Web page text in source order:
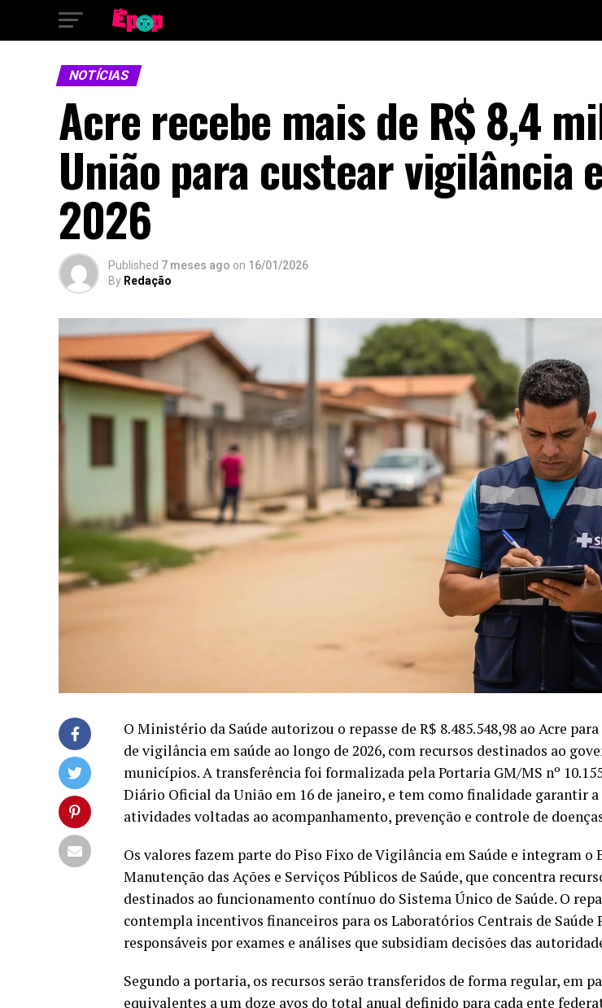
NOTÍCIAS
Acre recebe mais de R$ 8,4
União para custear vigilância
2026
Published 7 meses ago on 16/01/2026
By Redação
O Ministério da Saúde autorizou o repasse de R$ 8.485.548,98 ao Acre
de vigilância em saúde ao longo de 2026, com recursos destinados ao
municípios. A transferência foi formalizada pela Portaria GM/MS nº
Diário Oficial da União em 16 de janeiro, e tem como finalidade garantir a
atividades voltadas ao acompanhamento, prevenção e controle de
Os valores fazem parte do Piso Fixo de Vigilância em Saúde e integram o
Manutenção das Ações e Serviços Públicos de Saúde, que concentra
destinados ao funcionamento contínuo do Sistema Único de Saúde. O
contempla incentivos financeiros para os Laboratórios Centrais de Saúde
responsáveis por exames e análises que subsidiam decisões das
Segundo a portaria, os recursos serão transferidos de forma regular, em
equivalentes a um doze avos do total anual definido para cada ente